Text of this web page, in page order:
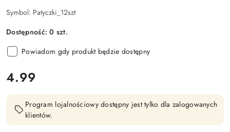
Symbol: Patyczki_12szt
Dostępność:0 szt.
Powiadom gdy produkt będzie dostępny
cena:
4.99
Program lojalnościowy dostępny jest tylko dla zalogowanych
klientów.